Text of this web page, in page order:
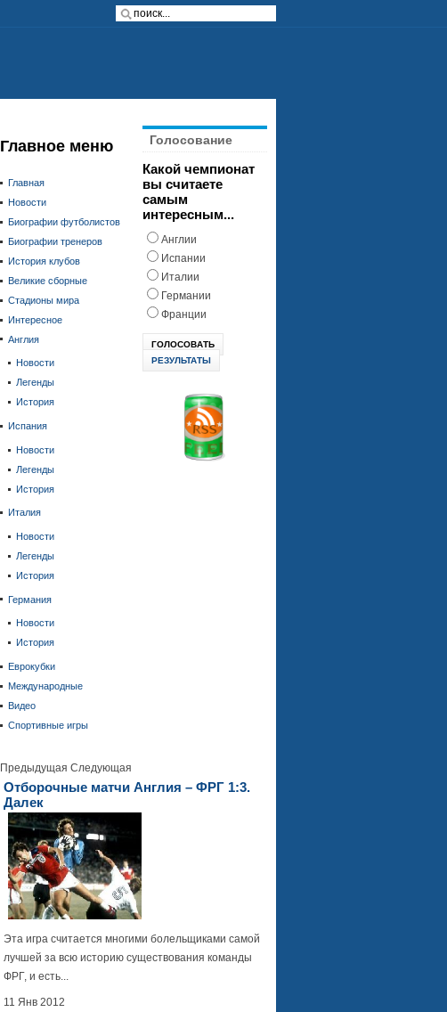
Главное меню
Главная
Новости
Биографии футболистов
Биографии тренеров
История клубов
Великие сборные
Стадионы мира
Интересное
Англия
Новости
Легенды
История
Испания
Новости
Легенды
История
Италия
Новости
Легенды
История
Германия
Новости
История
Еврокубки
Международные
Видео
Спортивные игры
Голосование
Какой чемпионат
вы считаете
самым
интересным...
Англии
Испании
Италии
Германии
Франции
РЕЗУЛЬТАТЫ
Предыдущая Следующая
Отборочные матчи Англия – ФРГ 1:3.
Далек
Эта игра считается многими болельщиками самой
лучшей за всю историю существования команды
ФРГ, и есть...
11 Янв 2012